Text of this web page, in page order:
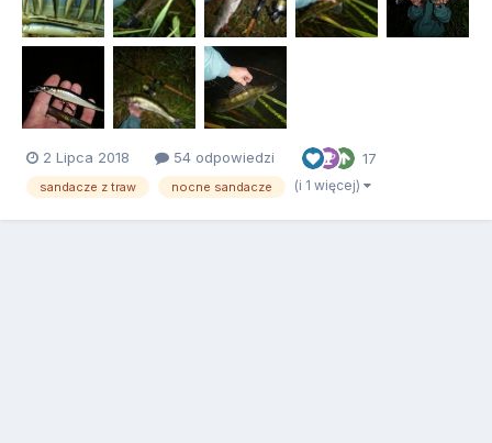
2 Lipca 2018 54 odpowiedzi 17
sandacze z traw nocne sandacze (i 1 więcej)